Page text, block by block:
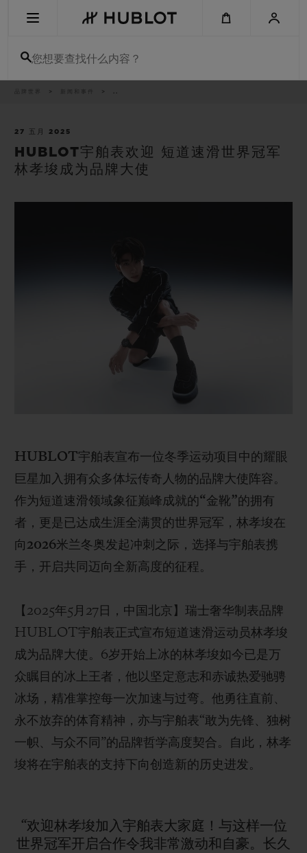
您想要查找什么内容？
新闻和事件 ..
27 五月 2025
HUBLOT宇舶表欢迎 短道速滑世界冠军
林孝埈成为品牌大使
HUBLOT宇舶表宣布一位冬季运动项目中的耀眼
巨星加入拥有众多体坛传奇人物的品牌大使阵容。
作为短道速滑领域象征巅峰成就的“金靴”的拥有
者，更是已达成生涯全满贯的世界冠军，林孝埈在
向2026米兰冬奥发起冲刺之际，选择与宇舶表携
手，开启共同迈向全新高度的征程。
【2025年5月27日，中国北京】瑞士奢华制表品牌
HUBLOT宇舶表正式宣布短道速滑运动员林孝埈
成为品牌大使。6岁开始上冰的林孝埈如今已是万
众瞩目的冰上王者，他以坚定意志和赤诚热爱驰骋
冰场，精准掌控每一次加速与过弯。他勇往直前、
永不放弃的体育精神，亦与宇舶表“敢为先锋、独树
一帜、与众不同”的品牌哲学高度契合。自此，林孝
埈将在宇舶表的支持下向创造新的历史进发。
“欢迎林孝埈加入宇舶表大家庭！与这样一位
世界冠军开启合作令我非常激动和自豪。长久
新品腕表
BIG BANG系列
加入HUBLOTISTA俱乐部，即可延长质保
预期交付
免费配送与退换货
安全支付
联系我们
查找专卖店